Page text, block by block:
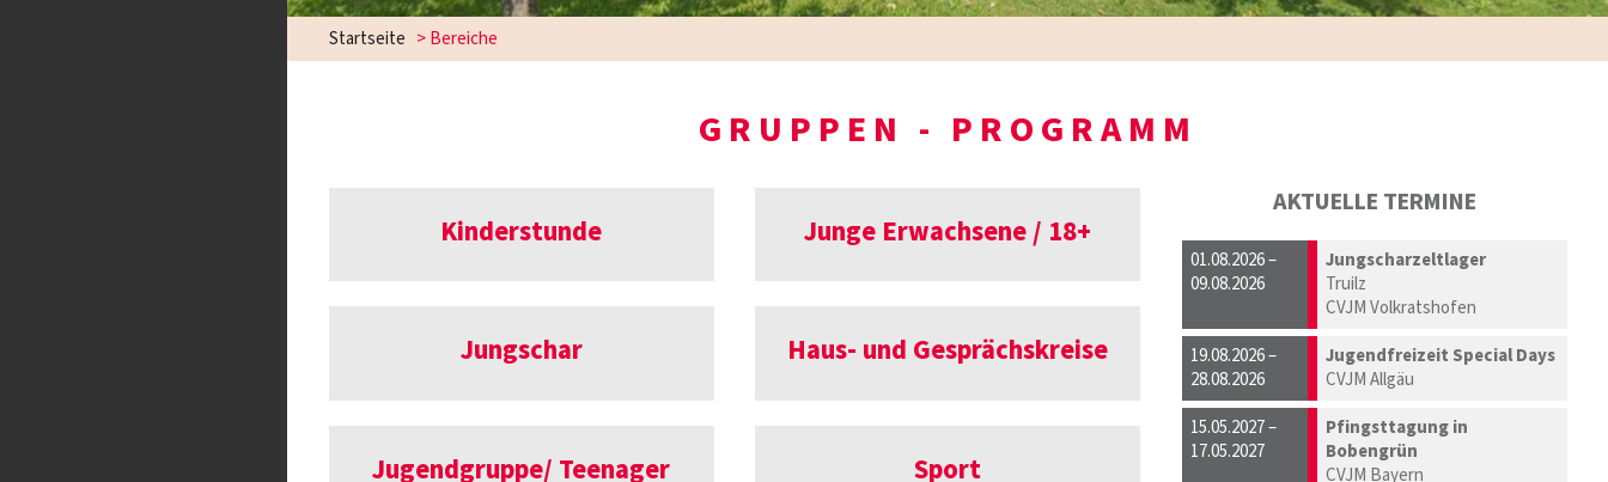
Startseite >Bereiche
GRUPPEN - PROGRAMM
Kinderstunde
Jungschar
Jugendgruppe/ Teenager
Junge Erwachsene / 18+
Haus- und Gesprächskreise
Sport
AKTUELLE TERMINE
01.08.2026 –
09.08.2026
Jungscharzeltlager
Truilz
CVJM Volkratshofen
19.08.2026 –
28.08.2026
Jugendfreizeit Special Days
CVJM Allgäu
15.05.2027 –
17.05.2027
Pfingsttagung in
Bobengrün
CVJM Bayern